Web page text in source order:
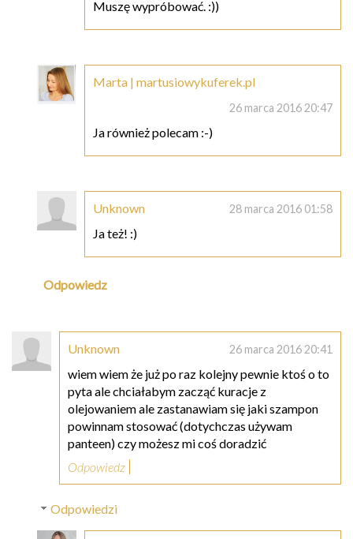
Muszę wypróbować. :))
Marta | martusiowykuferek.pl
26 marca 2016 20:47
Ja również polecam :-)
Unknown 28 marca 2016 01:58
Ja też! :)
Odpowiedz
Unknown 26 marca 2016 20:41
wiem wiem że już po raz kolejny pewnie ktoś o to
pyta ale chciałabym zacząć kuracje z
olejowaniem ale zastanawiam się jaki szampon
powinnam stosować (dotychczas używam
panteen) czy możesz mi coś doradzić
Odpowiedz
Odpowiedzi